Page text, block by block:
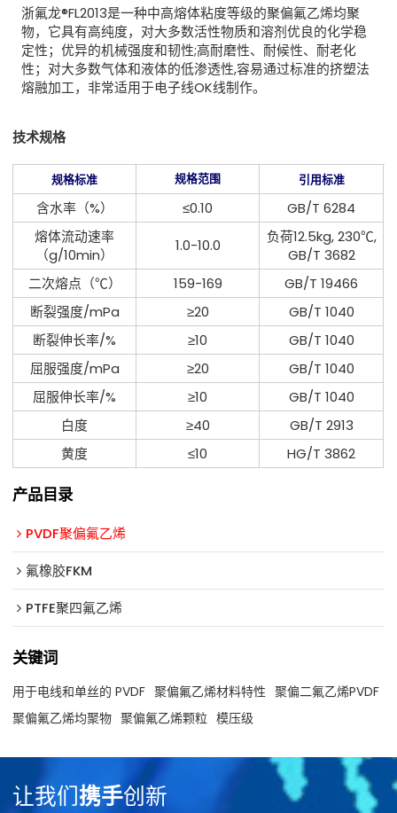
浙氟龙®FL2013是一种中高熔体粘度等级的聚偏氟乙烯均聚
物，它具有高纯度，对大多数活性物质和溶剂优良的化学稳
定性；优异的机械强度和韧性;高耐磨性、耐候性、耐老化
性；对大多数气体和液体的低渗透性,容易通过标准的挤塑法
熔融加工，非常适用于电子线OK线制作。
技术规格
规格标准 规格范围 引用标准
含水率（%） ≤0.10
GB/T 6284
熔体流动速率
（g/10min）
1.0-10.0
负荷12.5kg, 230℃,
GB/T 3682
二次熔点（℃）
159-169
GB/T 19466
断裂强度/mPa
≥20
GB/T 1040
断裂伸长率/%
≥10
GB/T 1040
屈服强度/mPa
≥20
GB/T 1040
屈服伸长率/%
≥10
GB/T 1040
白度
≥40
GB/T 2913
黄度
≤10 HG/T 3862
产品目录
PVDF聚偏氟乙烯
氟橡胶FKM
PTFE聚四氟乙烯
关键词
用于电线和单丝的 PVDF 聚偏氟乙烯材料特性 聚偏二氟乙烯PVDF
聚偏氟乙烯均聚物 聚偏氟乙烯颗粒 模压级
让我们携手创新